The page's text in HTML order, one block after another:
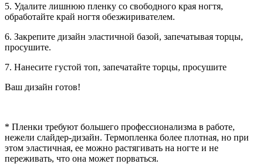
5. Удалите лишнюю пленку со свободного края ногтя,
обработайте край ногтя обезжиривателем.
6. Закрепите дизайн эластичной базой, запечатывая торцы,
просушите.
7. Нанесите густой топ, запечатайте торцы, просушите
Ваш дизайн готов!
* Пленки требуют большего профессионализма в работе,
нежели слайдер-дизайн. Термопленка более плотная, но при
этом эластичная, ее можно растягивать на ногте и не
переживать, что она может порваться.